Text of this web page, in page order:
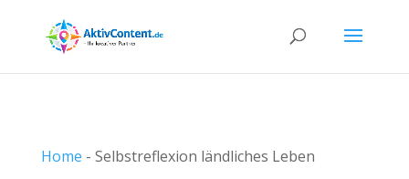
Home - Selbstreflexion ländliches Leben